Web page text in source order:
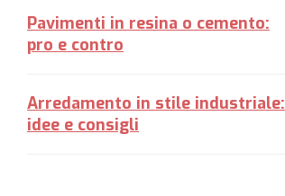
Pavimenti in resina o cemento:
pro e contro
Arredamento in stile industriale:
idee e consigli